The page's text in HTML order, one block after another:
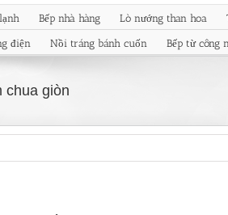
Bếp nhà hàng Lò nướng than hoa
điện Nồi tráng bánh cuốn Bếp từ công
chua giòn